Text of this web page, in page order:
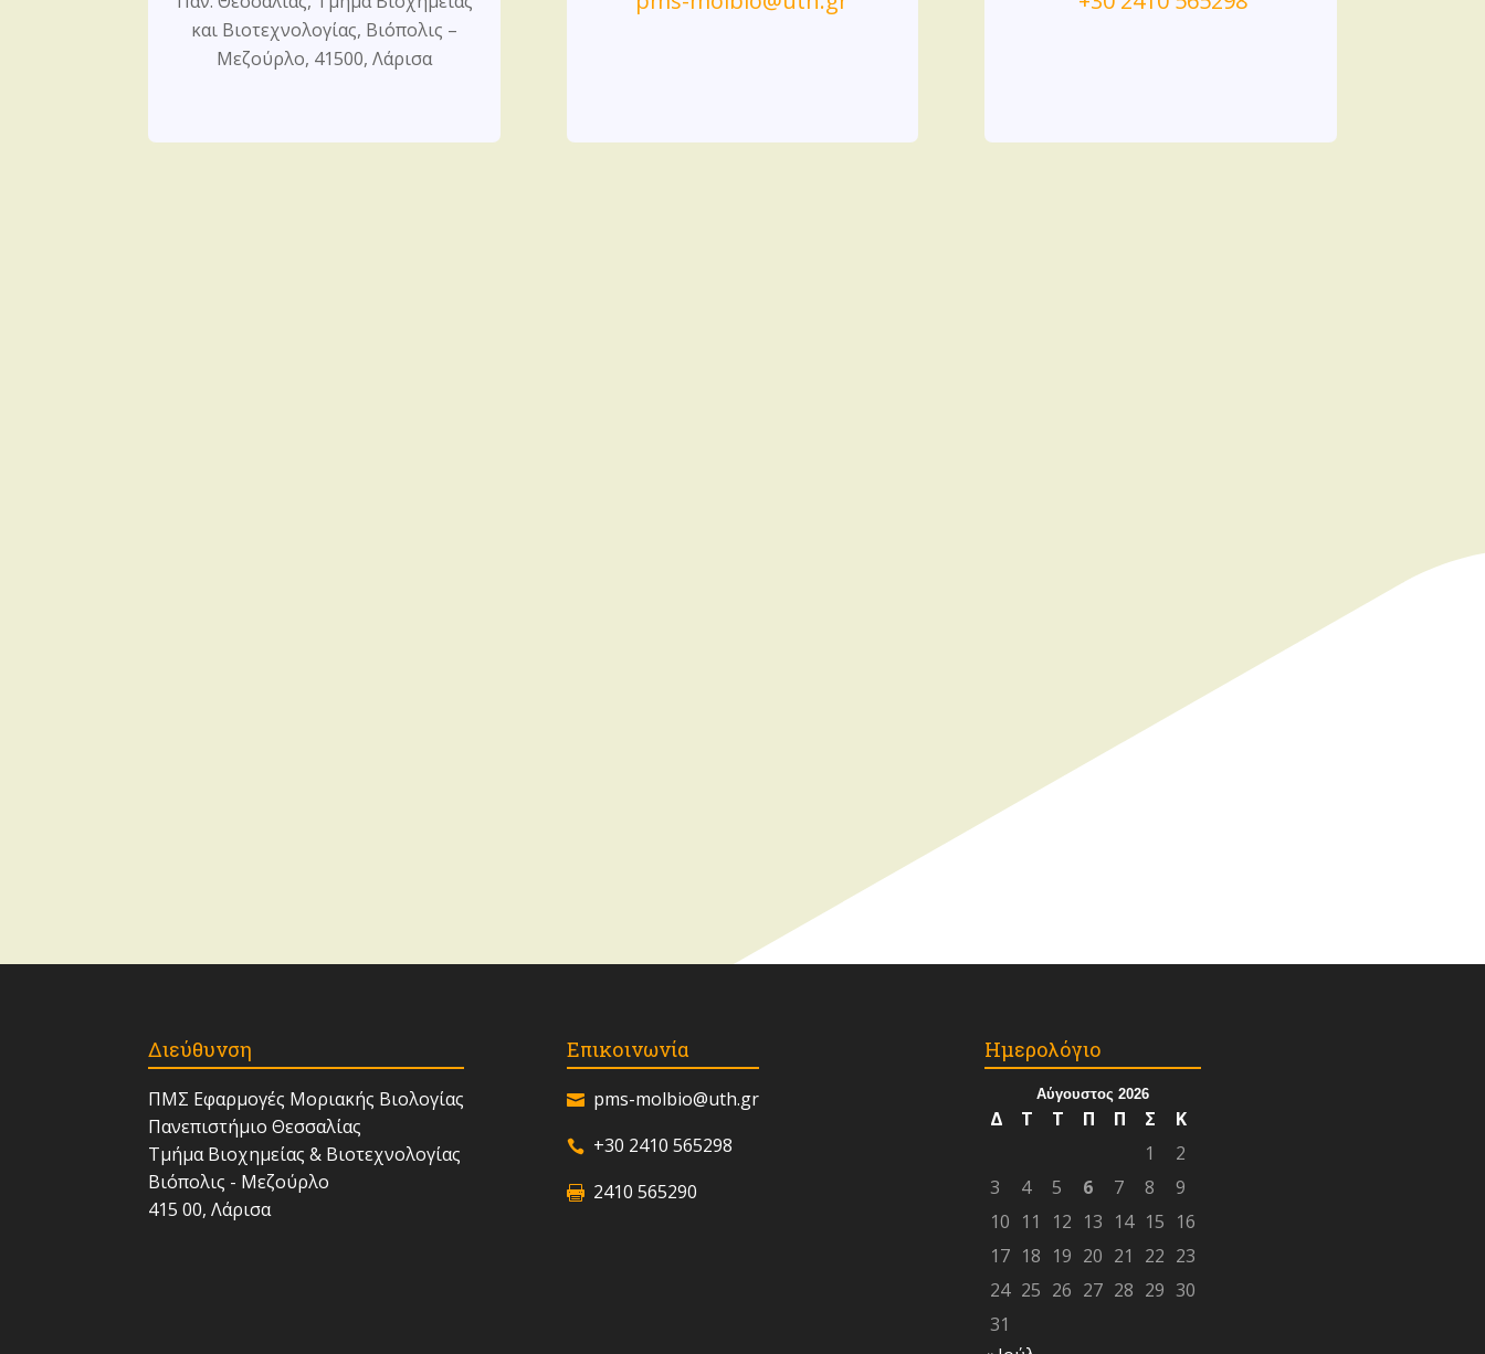
και Βιοτεχνολογίας, Βιόπολις –
Μεζούρλο, 41500, Λάρισα
Διεύθυνση
ΠΜΣ Εφαρμογές Μοριακής Βιολογίας
Πανεπιστήμιο Θεσσαλίας
Τμήμα Βιοχημείας & Βιοτεχνολογίας
Βιόπολις - Μεζούρλο
415 00, Λάρισα
Επικοινωνία
pms-molbio@uth.gr
+30 2410 565298
2410 565290
Ημερολόγιο
Αύγουστος 2026
Δ Τ Τ Π Π Σ
Κ
1
2
3
4 5 6 7 8
9
10 11 12 13 14 15 16
17 18 19 20 21 22 23
24 25 26 27 28 29 30
31